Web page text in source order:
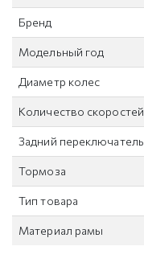
Бренд
Модельный год
Диаметр колес
Количество скоростей
Задний переключатель
Тормоза
Тип товара
Материал рамы